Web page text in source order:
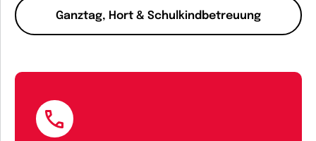
Ganztag, Hort & Schulkindbetreuung